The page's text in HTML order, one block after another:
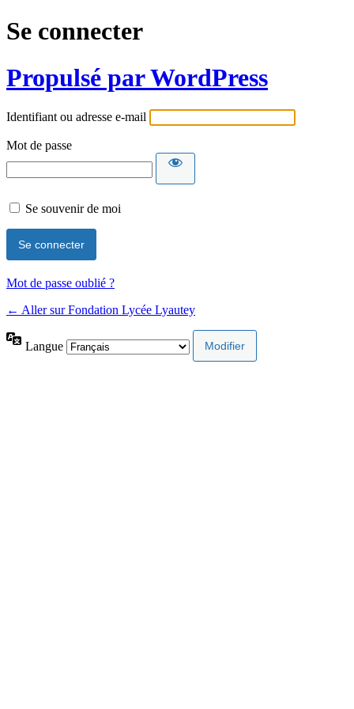
Se connecter
Propulsé par WordPress
Identifiant ou adresse e-mail
Mot de passe
Se souvenir de moi
Mot de passe oublié ?
← Aller sur Fondation Lycée Lyautey
Langue